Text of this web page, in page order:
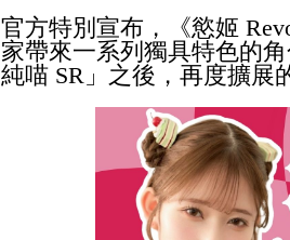
官方特別宣布，《慾姬
家帶來一系列獨具特色的
純喵 SR 」之後，再度擴展